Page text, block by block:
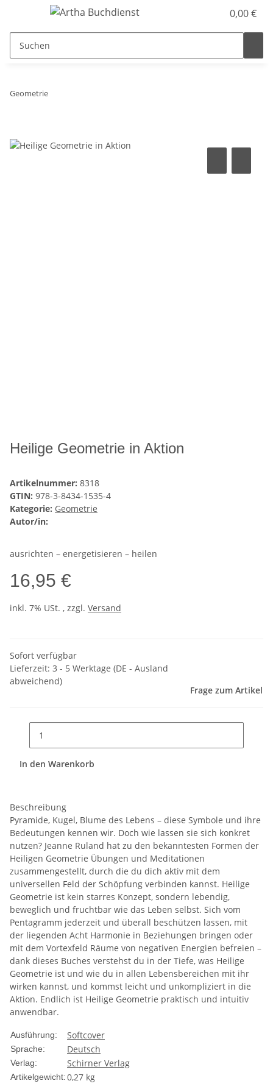
0,00 €
Geometrie
Heilige Geometrie in Aktion
Artikelnummer: 8318
GTIN: 978-3-8434-1535-4
Kategorie: Geometrie
Autor/in:
ausrichten – energetisieren – heilen
16,95 €
inkl. 7% USt. , zzgl. Versand
Sofort verfügbar
Lieferzeit: 3 - 5 Werktage (DE - Ausland
abweichend)
Frage zum Artikel
In den Warenkorb
Beschreibung
Pyramide, Kugel, Blume des Lebens – diese Symbole und ihre
Bedeutungen kennen wir. Doch wie lassen sie sich konkret
nutzen? Jeanne Ruland hat zu den bekanntesten Formen der
Heiligen Geometrie Übungen und Meditationen
zusammengestellt, durch die du dich aktiv mit dem
universellen Feld der Schöpfung verbinden kannst. Heilige
Geometrie ist kein starres Konzept, sondern lebendig,
beweglich und fruchtbar wie das Leben selbst. Sich vom
Pentagramm jederzeit und überall beschützen lassen, mit
der liegenden Acht Harmonie in Beziehungen bringen oder
mit dem Vortexfeld Räume von negativen Energien befreien –
dank dieses Buches verstehst du in der Tiefe, was Heilige
Geometrie ist und wie du in allen Lebensbereichen mit ihr
wirken kannst, und kommst leicht und unkompliziert in die
Aktion. Endlich ist Heilige Geometrie praktisch und intuitiv
anwendbar.
Ausführung: Softcover
Sprache: Deutsch
Verlag: Schirner Verlag
Artikelgewicht:0,27 kg